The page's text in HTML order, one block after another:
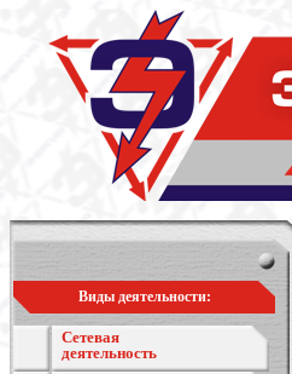
Виды деятельности:
Сетевая
деятельность